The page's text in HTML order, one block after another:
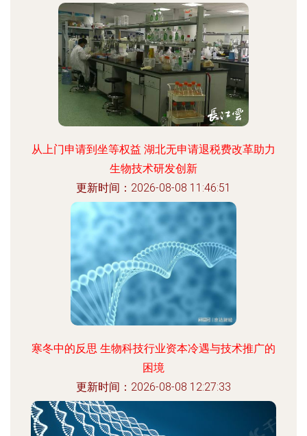
从上门申请到坐等权益 湖北无申请退税费改革助力
生物技术研发创新
更新时间：2026-08-08 11:46:51
寒冬中的反思 生物科技行业资本冷遇与技术推广的
困境
更新时间：2026-08-08 12:27:33